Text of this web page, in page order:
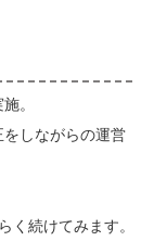
。
しながらの運営
く続けてみます。